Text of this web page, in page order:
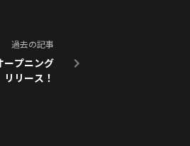
過去の記事
ープニング
リース！